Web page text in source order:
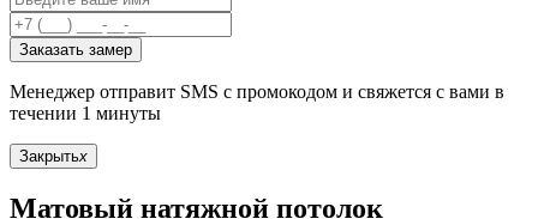
Заказать замер
Менеджер отправит SMS с промокодом и свяжется с вами в
течении 1 минуты
Закрытьx
Матовый натяжной потолок